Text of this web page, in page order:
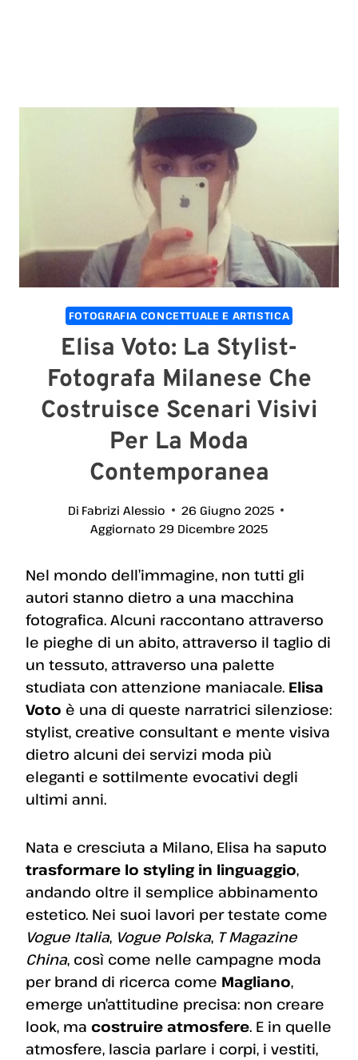
FOTOGRAFIA CONCETTUALE E ARTISTICA
Elisa Voto: La Stylist-
Fotografa Milanese Che
Costruisce Scenari Visivi
Per La Moda
Contemporanea
Di Fabrizi Alessio
26 Giugno 2025
Aggiornato 29 Dicembre 2025
Nel mondo dell’immagine, non tutti gli
autori stanno dietro a una macchina
fotografica. Alcuni raccontano attraverso
le pieghe di un abito, attraverso il taglio di
un tessuto, attraverso una palette
studiata con attenzione maniacale. Elisa
Voto è una di queste narratrici silenziose:
stylist, creative consultant e mente visiva
dietro alcuni dei servizi moda più
eleganti e sottilmente evocativi degli
ultimi anni.
Nata e cresciuta a Milano, Elisa ha saputo
trasformare lo styling in linguaggio,
andando oltre il semplice abbinamento
estetico. Nei suoi lavori per testate come
Vogue Italia, Vogue Polska, T Magazine
China, così come nelle campagne moda
per brand di ricerca come Magliano,
emerge un’attitudine precisa: non creare
look, ma costruire atmosfere. E in quelle
atmosfere, lascia parlare i corpi, i vestiti,